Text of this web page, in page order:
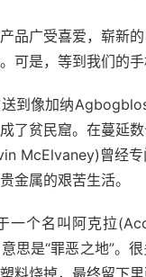
品广受喜爱，崭新
可是，等到我们的
到像加纳
了贫民窟。在蔓延
McElvaney)曾经
金属的艰苦生活。
一个名叫阿克拉
思是“罪恶之地”。
料烧掉，最终留下